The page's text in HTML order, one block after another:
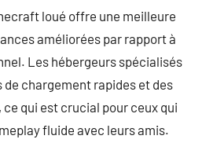
loué offre une meilleure
améliorées par rapport à
Les hébergeurs spécialisés
chargement rapides et des
qui est crucial pour ceux qui
fluide avec leurs amis.